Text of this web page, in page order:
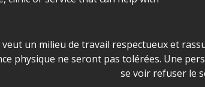
dans les locaux d'AJO.
un milieu de travail respectueux et
physique ne seront pas tolérées. Une
se voir refuser le